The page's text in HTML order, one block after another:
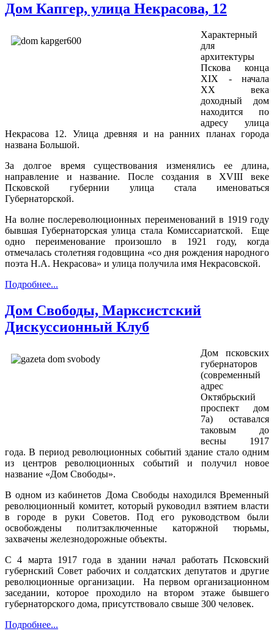
Дом Капгер, улица Некрасова, 12
Характерный
для
архитектуры
Пскова конца
XIX - начала
XX века
доходный дом
находится по
адресу улица
Некрасова 12. Улица древняя и на ранних планах города
названа Большой.
За долгое время существования изменялись ее длина,
направление и название. После создания в XVIII веке
Псковской губернии улица стала именоваться
Губернаторской.
На волне послереволюционных переименований в 1919 году
бывшая Губернаторская улица стала Комиссариатской. Еще
одно переименование произошло в 1921 году, когда
отмечалась столетняя годовщина «со дня рождения народного
поэта Н.А. Некрасова» и улица получила имя Некрасовской.
Подробнее...
Дом Cвободы, Марксистский
Дискуссионный Клуб
Дом псковских
губернаторов
(современный
адрес
Октябрьский
проспект дом
7а) оставался
таковым до
весны 1917
года. В период революционных событий здание стало одним
из центров революционных событий и получил новое
название «Дом Свободы».
В одном из кабинетов Дома Свободы находился Временный
революционный комитет, который руководил взятием власти
в городе в руки Советов. Под его руководством были
освобождены политзаключенные каторжной тюрьмы,
захвачены железнодорожные объекты.
С 4 марта 1917 года в здании начал работать Псковский
губернский Совет рабочих и солдатских депутатов и другие
революционные организации. На первом организационном
заседании, которое проходило на втором этаже бывшего
губернаторского дома, присутствовало свыше 300 человек.
Подробнее...